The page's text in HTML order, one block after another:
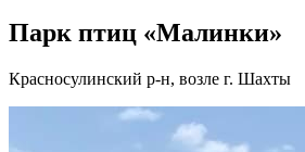
Парк птиц «Малинки»
Красносулинский р-н, возле г. Шахты